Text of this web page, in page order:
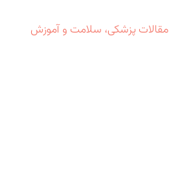
مقالات پزشکی، سلامت و آموزش